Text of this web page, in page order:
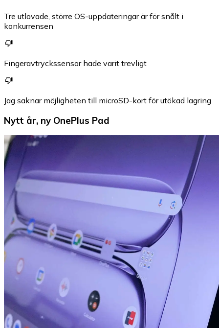
Tre utlovade, större OS-uppdateringar är för snålt i
konkurrensen
Fingeravtryckssensor hade varit trevligt
Jag saknar möjligheten till microSD-kort för utökad lagring
Nytt år, ny OnePlus Pad